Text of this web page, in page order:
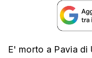
E' morto a Pavia di